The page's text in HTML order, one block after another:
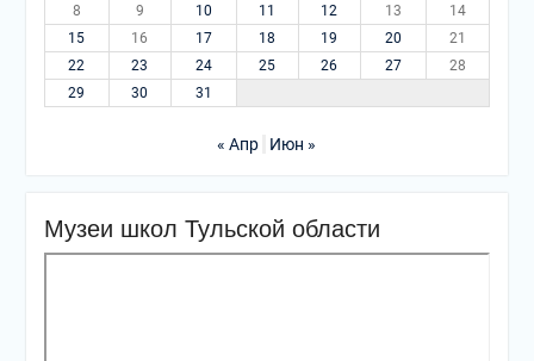
8
9 10 11 12 13
14
15
16 17 18 19 20
21
22
23 24 25 26 27
28
29
30 31
« Апр Июн »
Музеи школ Тульской области